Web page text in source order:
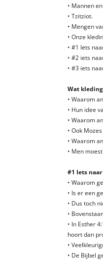
• Mannen
• Tzitziot.
• Mengen
• Onze
• #1 Iets
• #2 iets
• #3 iets
Wat
• Waarom
• Hun idee
• Waarom
• Ook
• Waarom
• Men
#1 Iets naar
• Waarom
• Is er een
• Dus toch
•
• In Esther
hoort dan
•
• De Bijbel